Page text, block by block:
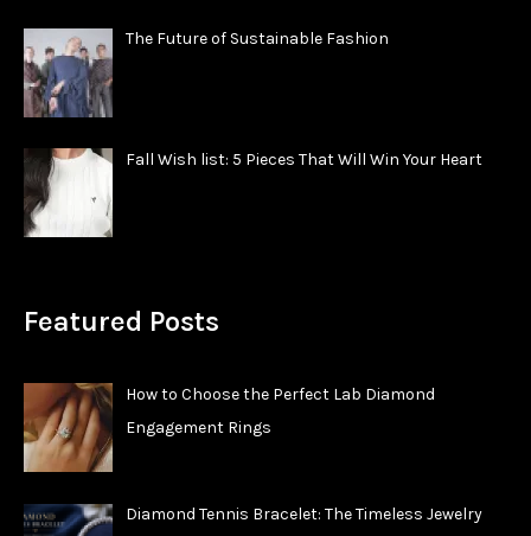
The Future of Sustainable Fashion
Fall Wish list: 5 Pieces That Will Win Your Heart
Featured Posts
How to Choose the Perfect Lab Diamond
Engagement Rings
Diamond Tennis Bracelet: The Timeless Jewelry